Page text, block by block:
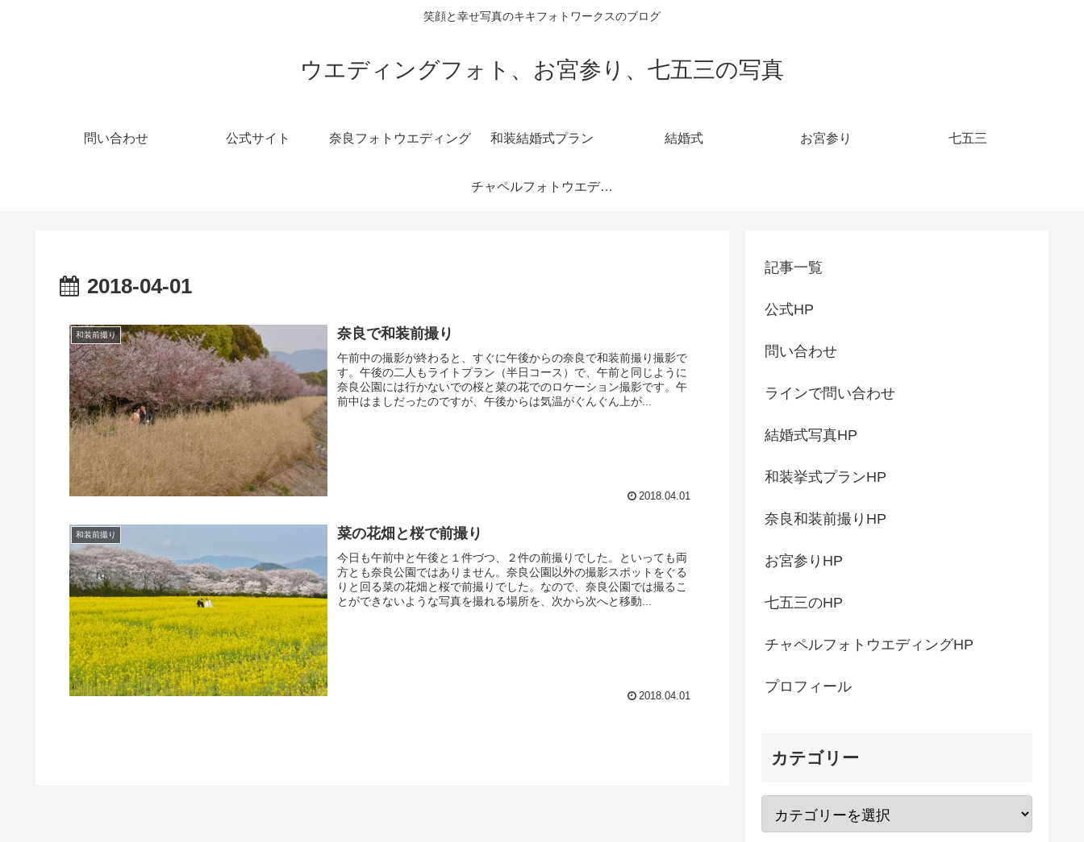
笑顔と幸せ写真のキキフォトワークスのブログ
ウエディングフォト、お宮参り、七五三の写真
問い合わせ 公式サイト 奈良フォトウエディング 和装結婚式プラン 結婚式 お宮参り 七五三
チャペルフォトウエディング
2018-04-01
和装前撮り 奈良で和装前撮り
午前中の撮影が終わると、すぐに午後からの奈良で和装前撮り撮影で
す。午後の二人もライトプラン（半日コース）で、午前と同じように
奈良公園には行かないでの桜と菜の花でのロケーション撮影です。午
前中はましだったのですが、午後からは気温がぐんぐん上が...
2018.04.01
和装前撮り 菜の花畑と桜で前撮り
今日も午前中と午後と１件づつ、２件の前撮りでした。といっても両
方とも奈良公園ではありません。奈良公園以外の撮影スポットをぐる
りと回る菜の花畑と桜で前撮りでした。なので、奈良公園では撮るこ
とができないような写真を撮れる場所を、次から次へと移動...
2018.04.01
記事一覧
公式HP
問い合わせ
ラインで問い合わせ
結婚式写真HP
和装挙式プランHP
奈良和装前撮りHP
お宮参りHP
七五三のHP
チャペルフォトウエディングHP
プロフィール
カテゴリー